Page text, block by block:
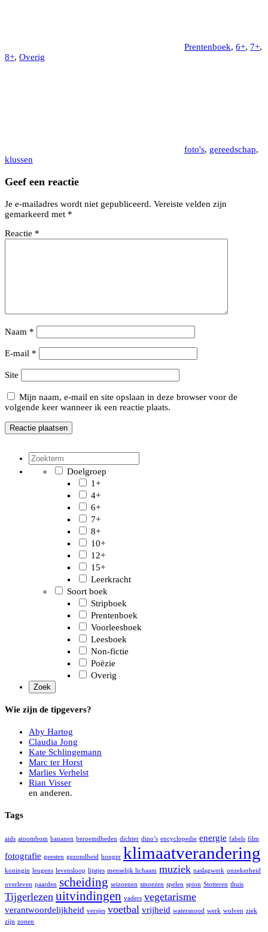
Prentenboek, 6+, 7+,
8+, Overig
foto's, gereedschap,
klussen
Geef een reactie
Je e-mailadres wordt niet gepubliceerd. Vereiste velden zijn
gemarkeerd met *
Reactie *
Naam *
E-mail *
Site
Mijn naam, e-mail en site opslaan in deze browser voor de
volgende keer wanneer ik een reactie plaats.
Doelgroep
1+
4+
6+
7+
8+
10+
12+
15+
Leerkracht
Soort boek
Stripboek
Prentenboek
Voorleesboek
Leesboek
Non-fictie
Poëzie
Overig
Wie zijn de tipgevers?
Aby Hartog
Claudia Jong
Kate Schlingemann
Marc ter Horst
Marlies Verhelst
Rian Visser
en anderen.
Tags
aids atoombom bananen beroemdheden dichter dino’s encyclopedie energie fabels film
fotografie geesten gezondheid honger klimaatverandering
koningin leugens levensloop lijstjes menselijk lichaam muziek naslagwerk onzekerheid
overleven paarden scheiding seizoenen smoezen spelen spion Stotteren thuis
Tijgerlezen uitvindingen vaders vegetarisme
verantwoordelijkheid versjes voetbal vrijheid watersnood werk wolven ziek
zijn zonen